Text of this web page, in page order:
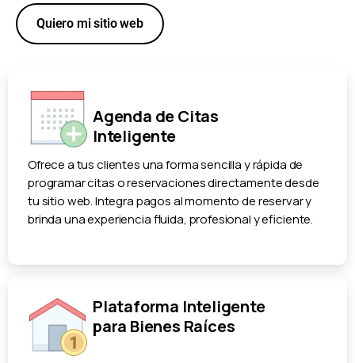
Quiero mi sitio web
Agenda de Citas
Inteligente
Ofrece a tus clientes una forma sencilla y rápida de
programar citas o reservaciones directamente desde
tu sitio web. Integra pagos al momento de reservar y
brinda una experiencia fluida, profesional y eficiente.
Plataforma Inteligente
para Bienes Raíces